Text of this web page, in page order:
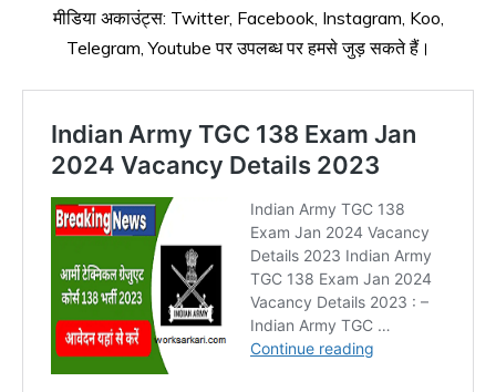
मीडिया अकाउंट्स: Twitter, Facebook, Instagram, Koo,
Telegram, Youtube पर उपलब्ध पर हमसे जुड़ सकते हैं।